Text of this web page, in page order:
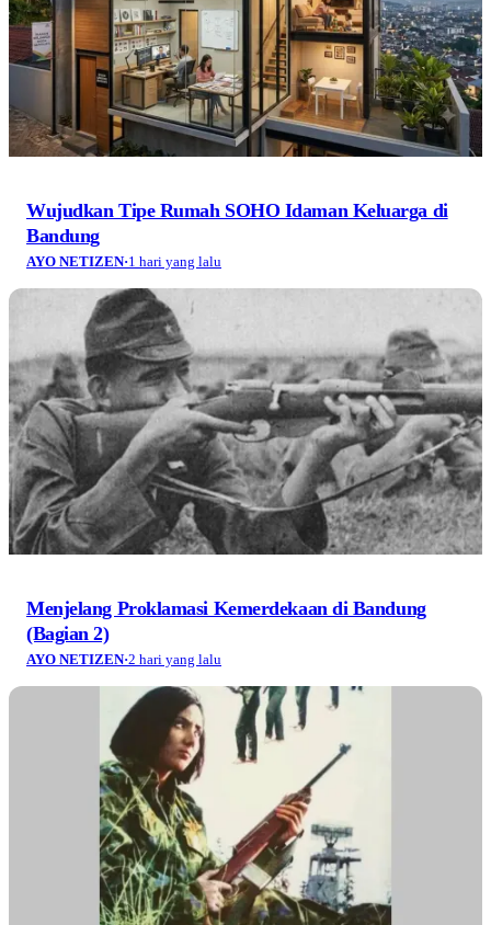
Wujudkan Tipe Rumah SOHO Idaman Keluarga di
Bandung
AYO NETIZEN·1 hari yang lalu
Menjelang Proklamasi Kemerdekaan di Bandung
(Bagian 2)
AYO NETIZEN·2 hari yang lalu